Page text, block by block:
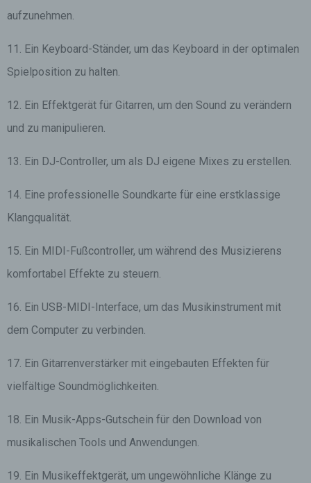
aufzunehmen.
11. Ein Keyboard-Ständer, um das Keyboard in der optimalen
Spielposition zu halten.
12. Ein Effektgerät für Gitarren, um den Sound zu verändern
und zu manipulieren.
13. Ein DJ-Controller, um als DJ eigene Mixes zu erstellen.
14. Eine professionelle Soundkarte für eine erstklassige
Klangqualität.
15. Ein MIDI-Fußcontroller, um während des Musizierens
komfortabel Effekte zu steuern.
16. Ein USB-MIDI-Interface, um das Musikinstrument mit
dem Computer zu verbinden.
17. Ein Gitarrenverstärker mit eingebauten Effekten für
vielfältige Soundmöglichkeiten.
18. Ein Musik-Apps-Gutschein für den Download von
musikalischen Tools und Anwendungen.
19. Ein Musikeffektgerät, um ungewöhnliche Klänge zu